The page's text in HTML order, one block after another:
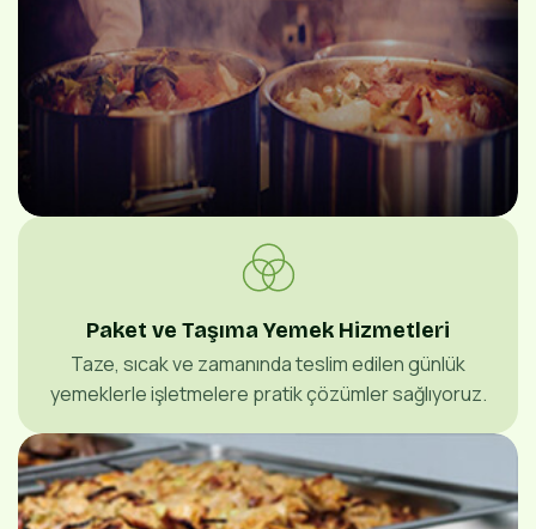
Paket ve Taşıma Yemek Hizmetleri
Taze, sıcak ve zamanında teslim edilen günlük
yemeklerle işletmelere pratik çözümler sağlıyoruz.